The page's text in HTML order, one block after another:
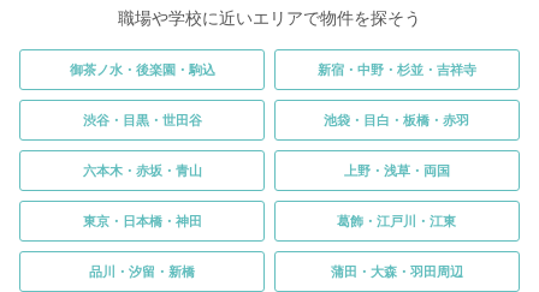
職場や学校に近いエリアで物件を探そう
御茶ノ水・後楽園・駒込 新宿・中野・杉並・吉祥寺
渋谷・目黒・世田谷 池袋・目白・板橋・赤羽
六本木・赤坂・青山 上野・浅草・両国
東京・日本橋・神田 葛飾・江戸川・江東
品川・汐留・新橋 蒲田・大森・羽田周辺